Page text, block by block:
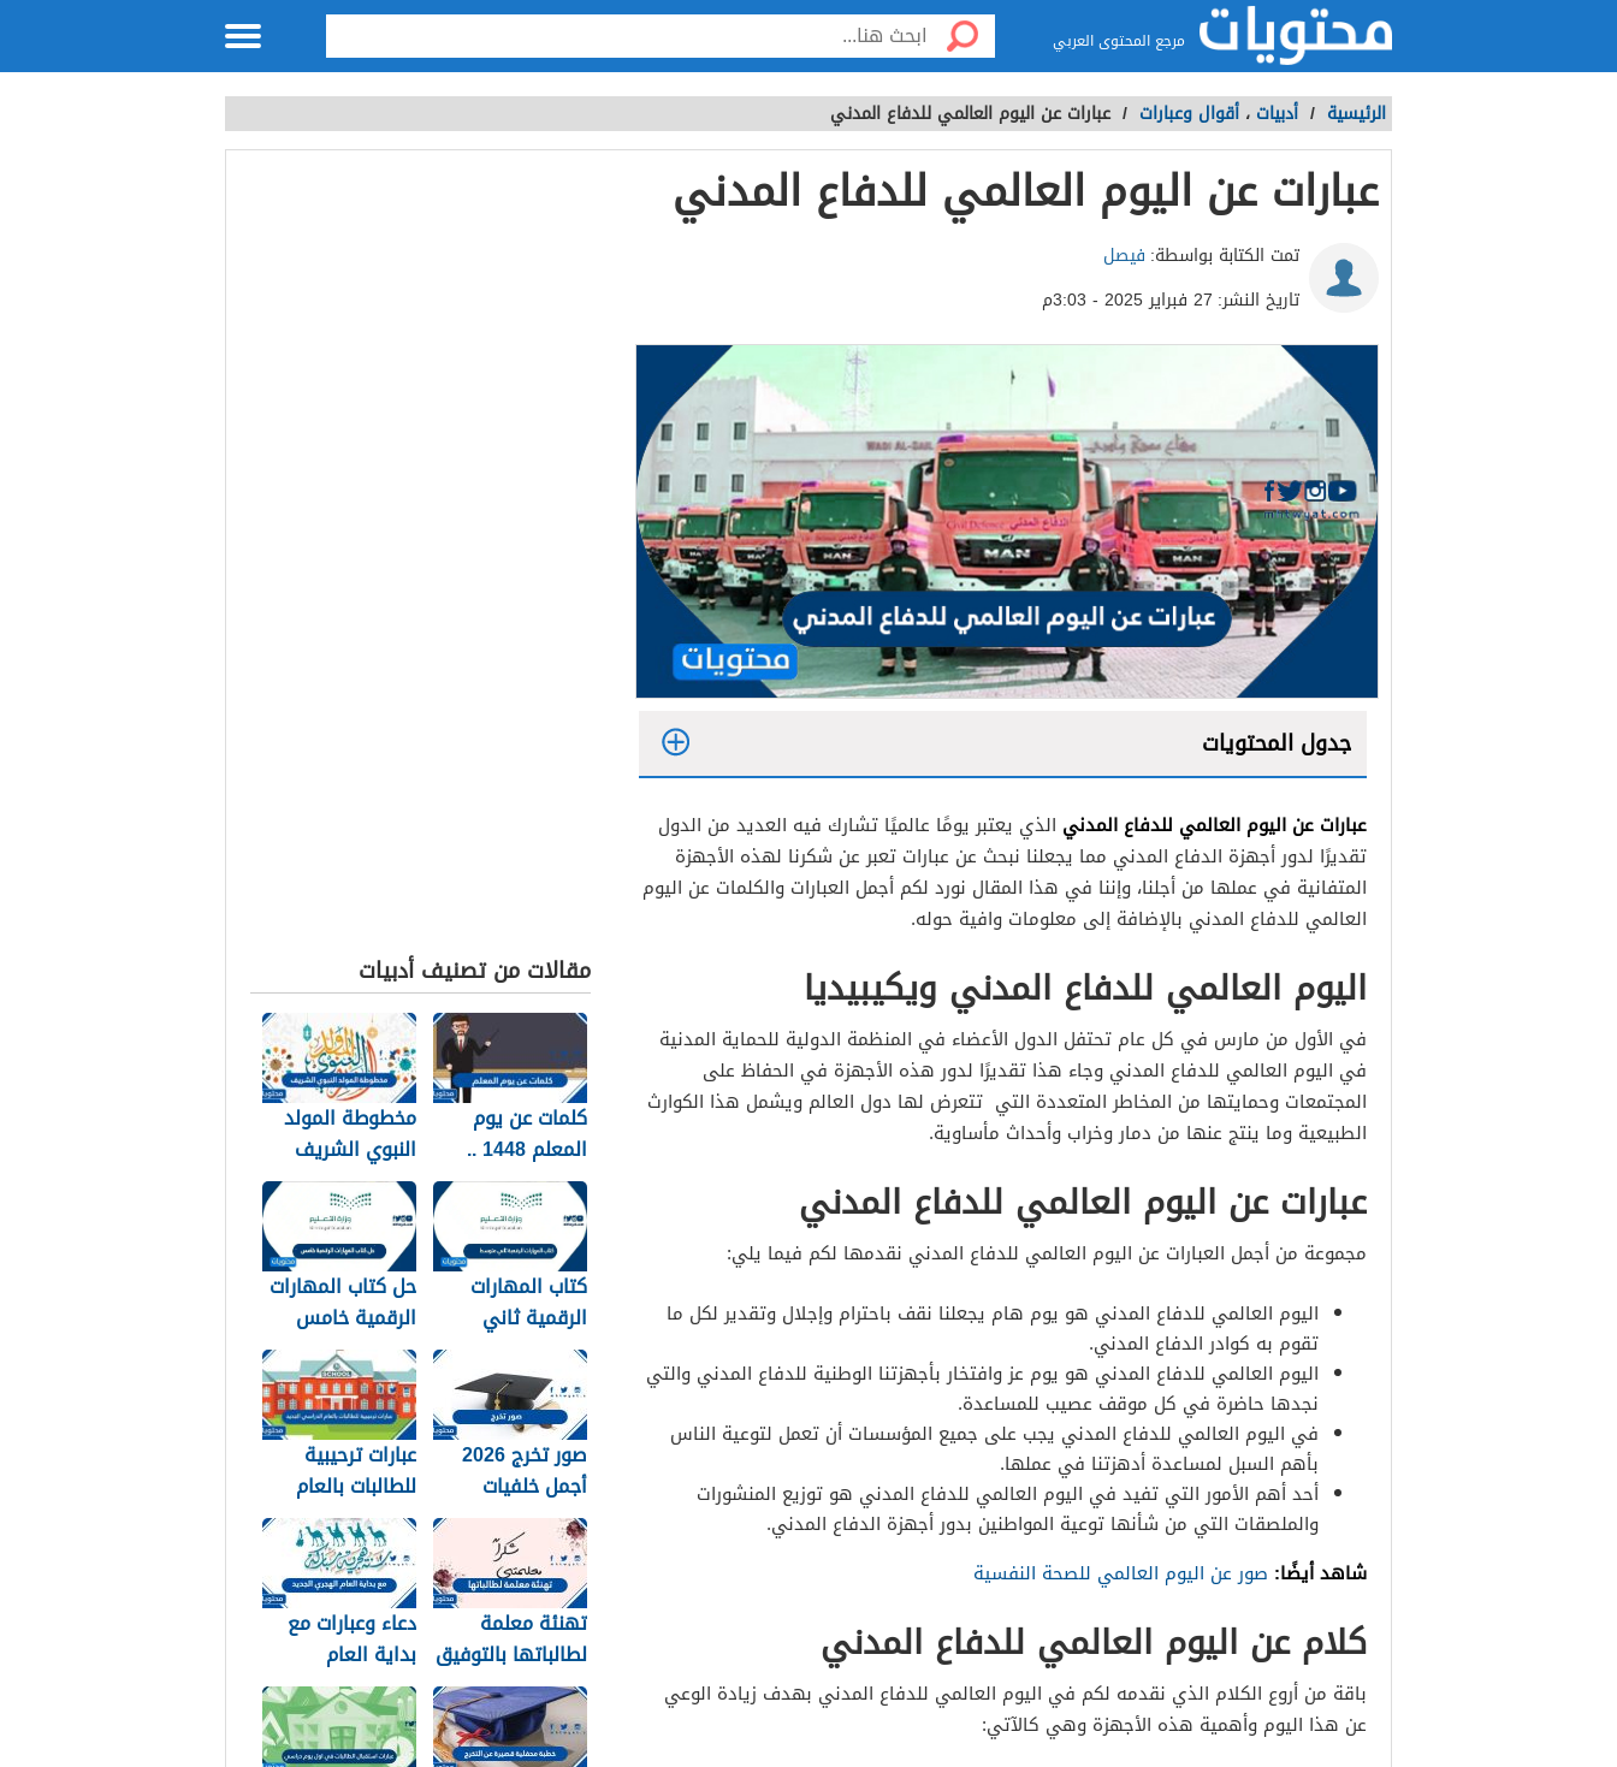
مرجع المحتوى العربي
الرئيسية / أدبيات ، أقوال وعبارات / عبارات عن اليوم العالمي للدفاع المدني
عبارات عن اليوم العالمي للدفاع المدني
تمت الكتابة بواسطة: فيصل
تاريخ النشر: 27 فبراير 2025 - 3:03م
جدول المحتويات
عبارات عن اليوم العالمي للدفاع المدني الذي يعتبر يومًا عالميًا تشارك فيه العديد من الدول
تقديرًا لدور أجهزة الدفاع المدني مما يجعلنا نبحث عن عبارات تعبر عن شكرنا لهذه الأجهزة
المتفانية في عملها من أجلنا، وإننا في هذا المقال نورد لكم أجمل العبارات والكلمات عن اليوم
العالمي للدفاع المدني بالإضافة إلى معلومات وافية حوله.
اليوم العالمي للدفاع المدني ويكيبيديا
في الأول من مارس في كل عام تحتفل الدول الأعضاء في المنظمة الدولية للحماية المدنية
في اليوم العالمي للدفاع المدني وجاء هذا تقديرًا لدور هذه الأجهزة في الحفاظ على
المجتمعات وحمايتها من المخاطر المتعددة التي تتعرض لها دول العالم ويشمل هذا الكوارث
الطبيعية وما ينتج عنها من دمار وخراب وأحداث مأساوية.
عبارات عن اليوم العالمي للدفاع المدني
مجموعة من أجمل العبارات عن اليوم العالمي للدفاع المدني نقدمها لكم فيما يلي:
اليوم العالمي للدفاع المدني هو يوم هام يجعلنا نقف باحترام وإجلال وتقدير لكل ما
تقوم به كوادر الدفاع المدني.
اليوم العالمي للدفاع المدني هو يوم عز وافتخار بأجهزتنا الوطنية للدفاع المدني والتي
نجدها حاضرة في كل موقف عصيب للمساعدة.
في اليوم العالمي للدفاع المدني يجب على جميع المؤسسات أن تعمل لتوعية الناس
بأهم السبل لمساعدة أدهزتنا في عملها.
أحد أهم الأمور التي تفيد في اليوم العالمي للدفاع المدني هو توزيع المنشورات
والملصقات التي من شأنها توعية المواطنين بدور أجهزة الدفاع المدني.
شاهد أيضًا: صور عن اليوم العالمي للصحة النفسية
كلام عن اليوم العالمي للدفاع المدني
باقة من أروع الكلام الذي نقدمه لكم في اليوم العالمي للدفاع المدني بهدف زيادة الوعي
عن هذا اليوم وأهمية هذه الأجهزة وهي كالآتي:
مقالات من تصنيف أدبيات
كلمات عن يوم
المعلم 1448 ..
عبارات عن يوم
المعلم مكتوبة
1448
مخطوطة المولد
النبوي الشريف
2026 جديدة
كتاب المهارات
الرقمية ثاني
متوسط 1448
حل كتاب المهارات
الرقمية خامس
1448
صور تخرج 2026
أجمل خلفيات
رمزيات استكرات
مبروك التخرج
1448
عبارات ترحيبية
للطالبات بالعام
الدراسي الجديد
1448 بالصور
تهنئة معلمة
لطالباتها بالتوفيق
والنجاح والتخرج
2026
دعاء وعبارات مع
بداية العام
الهجري الجديد
1448